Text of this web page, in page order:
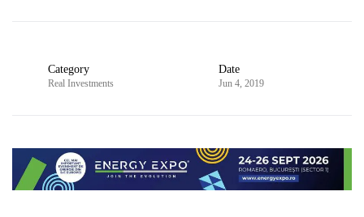
Category
Real Investments
Date
Jun 4, 2019